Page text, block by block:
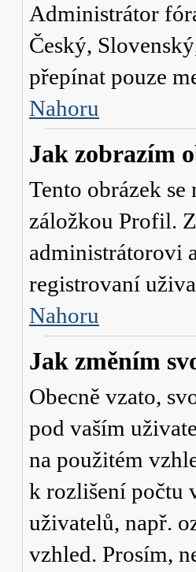
Administrátor
Český,
přepínat pouze
Nahoru
Jak zobrazím
Tento obrázek
záložkou Profil.
administrátorovi
registrovaní
Nahoru
Jak změním
Obecně vzato,
pod vaším
na použitém
k rozlišení počtu
uživatelů, např.
vzhled. Prosím,